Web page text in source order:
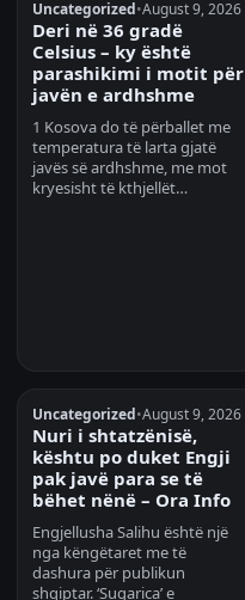
Uncategorized•August 9, 2026
Deri në 36 gradë
Celsius – ky është
parashikimi i motit për
javën e ardhshme
1 Kosova do të përballet me
temperatura të larta gjatë
javës së ardhshme, me mot
kryesisht të kthjellët…
Uncategorized•August 9, 2026
Nuri i shtatzënisë,
kështu po duket Engji
pak javë para se të
bëhet nënë – Ora Info
Engjellusha Salihu është një
nga këngëtaret me të
dashura për publikun
shqiptar. ‘Sugarica’ e